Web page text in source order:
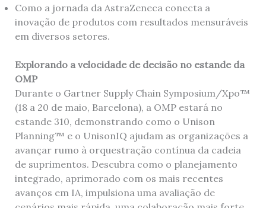
Como a jornada da AstraZeneca conecta a
inovação de produtos com resultados mensuráveis ​​
em diversos setores.
Explorando a velocidade de decisão no estande da
OMP
Durante o Gartner Supply Chain Symposium/Xpo™
(18 a 20 de maio, Barcelona), a OMP estará no
estande 310, demonstrando como o Unison
Planning™ e o UnisonIQ ajudam as organizações a
avançar rumo à orquestração contínua da cadeia
de suprimentos. Descubra como o planejamento
integrado, aprimorado com os mais recentes
avanços em IA, impulsiona uma avaliação de